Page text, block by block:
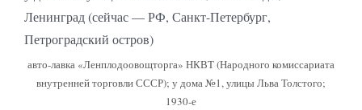
авто-лавка «Ленплодоовощторга» НКВТ (Народного комиссариата
внутренней торговли СССР); у дома №1, улицы Льва Толстого;
1930-е